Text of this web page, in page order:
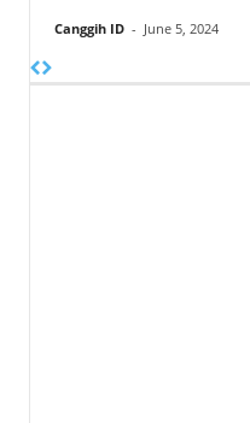
Canggih ID - June 5, 2024